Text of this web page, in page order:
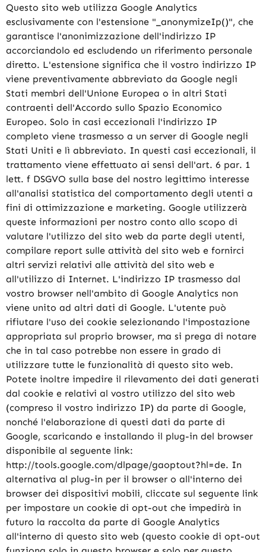
Questo sito web utilizza Google Analytics
esclusivamente con l'estensione "_anonymizeIp()", che
garantisce l'anonimizzazione dell'indirizzo IP
accorciandolo ed escludendo un riferimento personale
diretto. L'estensione significa che il vostro indirizzo IP
viene preventivamente abbreviato da Google negli
Stati membri dell'Unione Europea o in altri Stati
contraenti dell'Accordo sullo Spazio Economico
Europeo. Solo in casi eccezionali l'indirizzo IP
completo viene trasmesso a un server di Google negli
Stati Uniti e lì abbreviato. In questi casi eccezionali, il
trattamento viene effettuato ai sensi dell'art. 6 par. 1
lett. f DSGVO sulla base del nostro legittimo interesse
all'analisi statistica del comportamento degli utenti a
fini di ottimizzazione e marketing. Google utilizzerà
queste informazioni per nostro conto allo scopo di
valutare l'utilizzo del sito web da parte degli utenti,
compilare report sulle attività del sito web e fornirci
altri servizi relativi alle attività del sito web e
all'utilizzo di Internet. L'indirizzo IP trasmesso dal
vostro browser nell'ambito di Google Analytics non
viene unito ad altri dati di Google. L'utente può
rifiutare l'uso dei cookie selezionando l'impostazione
appropriata sul proprio browser, ma si prega di notare
che in tal caso potrebbe non essere in grado di
utilizzare tutte le funzionalità di questo sito web.
Potete inoltre impedire il rilevamento dei dati generati
dal cookie e relativi al vostro utilizzo del sito web
(compreso il vostro indirizzo IP) da parte di Google,
nonché l'elaborazione di questi dati da parte di
Google, scaricando e installando il plug-in del browser
disponibile al seguente link:
http://tools.google.com/dlpage/gaoptout?hl=de. In
alternativa al plug-in per il browser o all'interno dei
browser dei dispositivi mobili, cliccate sul seguente link
per impostare un cookie di opt-out che impedirà in
futuro la raccolta da parte di Google Analytics
all'interno di questo sito web (questo cookie di opt-out